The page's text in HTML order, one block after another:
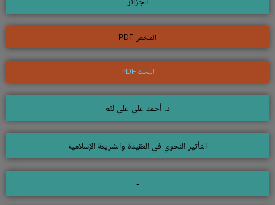
الملخص PDF
البحث PDF
د. أحمد علي علي لقم
التأثير النحوي في العقيدة والشريعة الإسلامية
-